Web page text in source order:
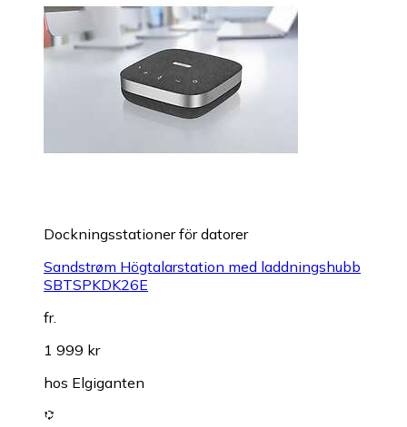
Dockningsstationer för datorer
Sandstrøm Högtalarstation med laddningshubb
SBTSPKDK26E
fr.
1 999 kr
hos Elgiganten